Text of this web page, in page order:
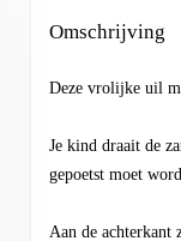
Omschrijving
Deze vrolijke uil
Je kind draait de
gepoetst moet
Aan de achterkant